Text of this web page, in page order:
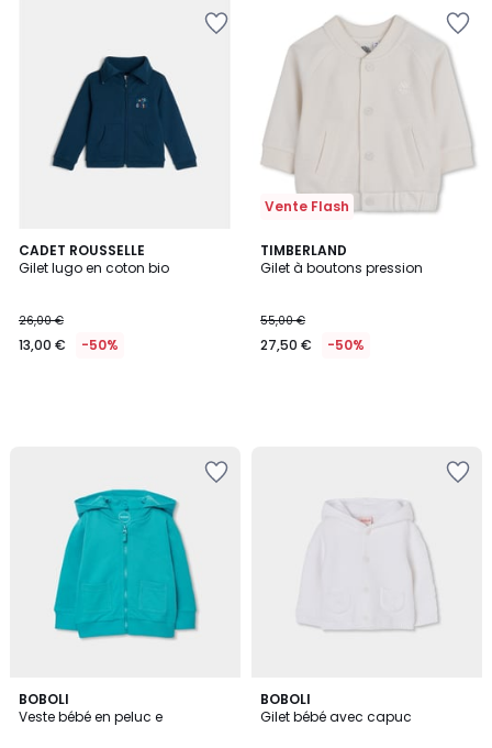
CADET ROUSSELLE
Gilet lugo en coton bio
26,00 €
13,00 € -50%
Vente Flash
TIMBERLAND
Gilet à boutons pression
55,00 €
27,50 € -50%
BOBOLI
Veste bébé en peluc e
BOBOLI
Gilet bébé avec capuc